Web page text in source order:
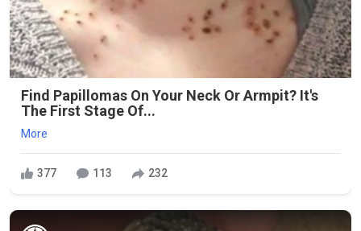
Find Papillomas On Your Neck Or Armpit? It's
The First Stage Of...
More
377 113 232